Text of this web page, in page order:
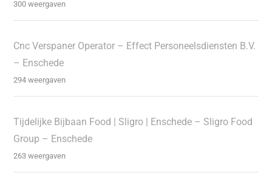
300 weergaven
Cnc Verspaner Operator – Effect Personeelsdiensten B.V.
– Enschede
294 weergaven
Tijdelijke Bijbaan Food | Sligro | Enschede – Sligro Food
Group – Enschede
263 weergaven